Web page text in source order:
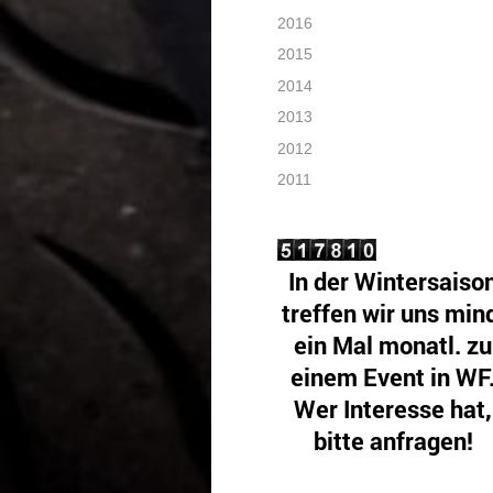
2016
2015
2014
2013
2012
2011
In der
treffen wir uns
ein Mal monatl. zu
einem Event in WF.
Wer Interesse hat,
bitte anfragen!